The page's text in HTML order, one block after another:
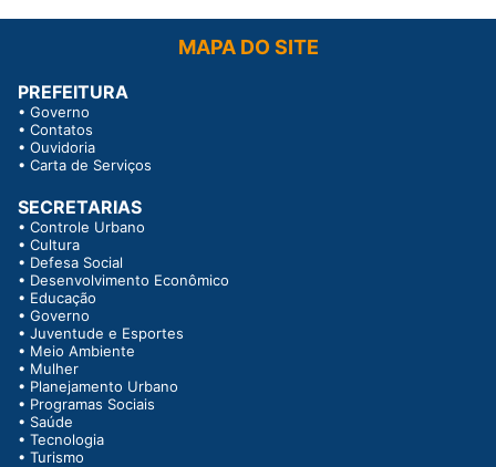
MAPA DO SITE
PREFEITURA
• Governo
• Contatos
• Ouvidoria
• Carta de Serviços
SECRETARIAS
• Controle Urbano
• Cultura
• Defesa Social
• Desenvolvimento Econômico
• Educação
• Governo
• Juventude e Esportes
• Meio Ambiente
• Mulher
• Planejamento Urbano
• Programas Sociais
• Saúde
• Tecnologia
• Turismo